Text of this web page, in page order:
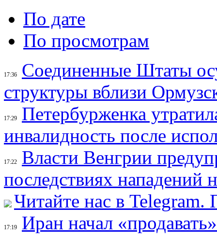
По дате
По просмотрам
17:36
Соединенные Штаты
структуры вблизи
17:29
Петербурженка
инвалидность после
17:22
Власти Венгрии
последствиях нападений
Читайте нас в
17:19
Иран начал